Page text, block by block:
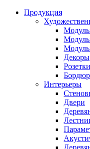
Продукция
Декоры
Розетки
Интерьеры
Двери